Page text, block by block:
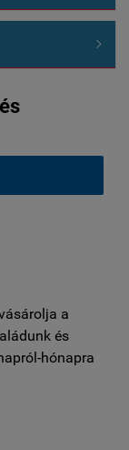

a
és
hónapra